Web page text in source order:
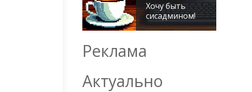
Хочу быть
сисадмином!
Реклама
Актуально